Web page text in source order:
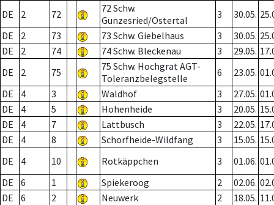
DE 2 72
72 Schw.
Gunzesried/Ostertal
3 30.05.
DE
2 73 73 Schw. Giebelhaus 3 30.05.
DE
2 74 74 Schw. Bleckenau 3 29.05.
DE
2 75
75 Schw. Hochgrat AGT-
Toleranzbelegstelle
6 23.05.
DE
4 3 Waldhof 3 27.05.
DE
4 5 Hohenheide 3 20.05.
DE
4 7 Lattbusch 3 22.05.
DE
4 8 Schorfheide-Wildfang 3 15.05.
DE
4 10 Rotkäppchen 3 01.06.
DE
6 1 Spiekeroog 2 02.06.
DE
6 2 Neuwerk 2 18.05.